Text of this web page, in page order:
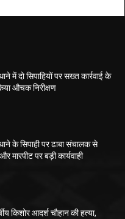
में दो सिपाहियों पर सख्त कार्रवाई के
औचक निरीक्षण
के सिपाही पर ढाबा संचालक से
मारपीट पर बड़ी कार्यवाही
किशोर आदर्श चौहान की हत्या,